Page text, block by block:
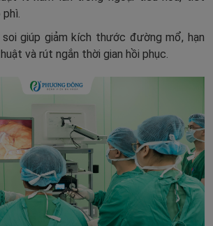
giúp giảm kích thước đường mổ, hạn
và rút ngắn thời gian hồi phục.